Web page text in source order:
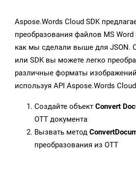
Aspose.Words Cloud SDK
преобразования файлов MS
как мы сделали выше для JSON.
или SDK вы можете легко
различные форматы изображений,
используя API Aspose.Words
Создайте объект Convert
OTT документа
Вызвать метод
преобразования из OTT